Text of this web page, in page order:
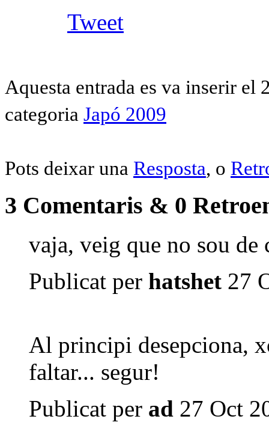
Tweet
Aquesta entrada es va inserir el
categoria Japó 2009
Pots deixar una Resposta, o
3 Comentaris & 0
vaja, veig que no sou de
Publicat per hatshet 27
Al principi desepciona,
faltar... segur!
Publicat per ad 27 Oct